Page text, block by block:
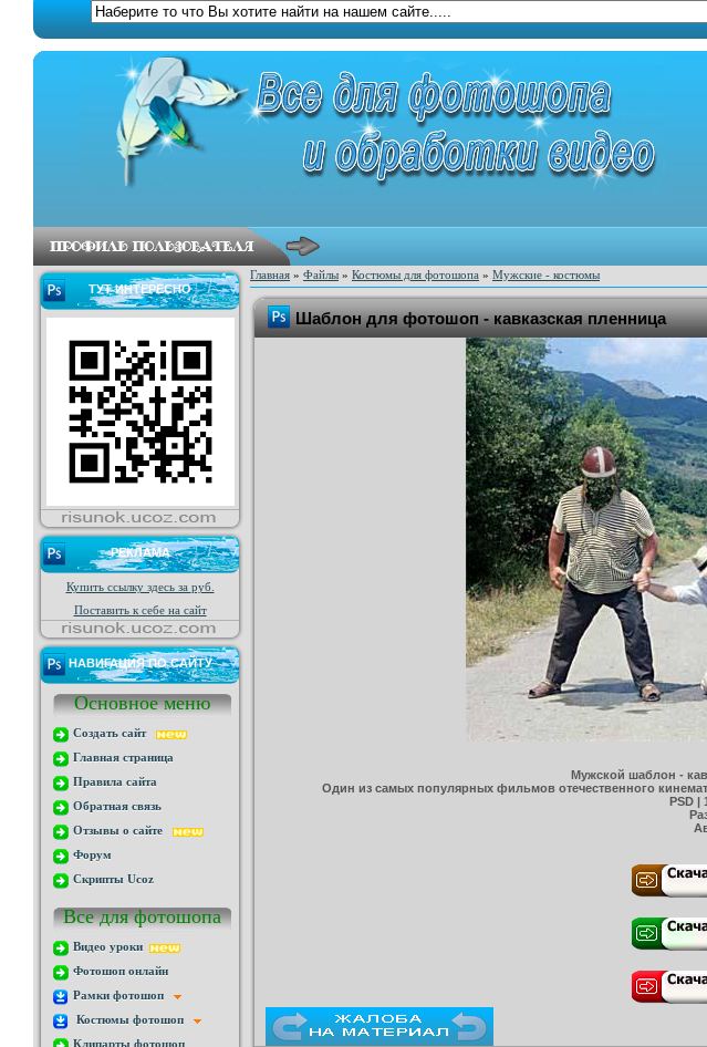
ТУТ ИНТЕРЕСНО
РЕКЛАМА
Купить ссылку здесь за руб.
Поставить к себе на сайт
НАВИГАЦИЯ ПО САЙТУ
Основное меню
Создать сайт
Главная страница
Правила сайта
Обратная связь
Отзывы о сайте
Форум
Скрипты Ucoz
Все для фотошопа
Видео уроки
Фотошоп онлайн
Рамки фотошоп
Костюмы фотошоп
Главная » Файлы » Костюмы для фотошопа » Мужские - костюмы
Шаблон для фотошоп - кавказская пленница
Мужской шаблон -
Один из самых популярных фильмов отечественного
PSD |